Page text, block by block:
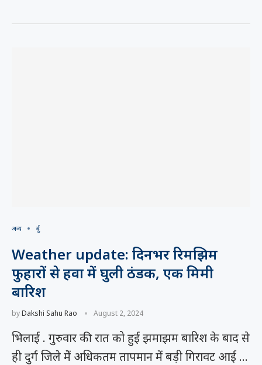
अन्य दुर्ग
Weather update: दिनभर रिमझिम
फुहारों से हवा में घुली ठंडक, एक मिमी
बारिश
byDakshi Sahu Rao August 2, 2024
भिलाई . गुरुवार की रात को हुई झमाझम बारिश के बाद से
ही दुर्ग जिले मेें अधिकतम तापमान में बड़ी गिरावट आई …